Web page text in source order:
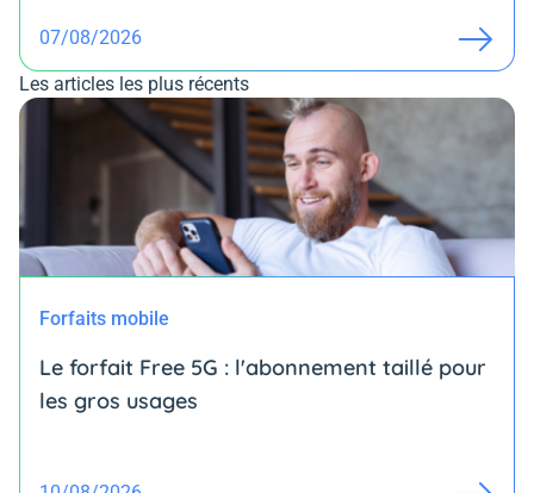
07/08/2026
Les articles les plus récents
Forfaits mobile
Le forfait Free 5G : l'abonnement taillé pour
les gros usages